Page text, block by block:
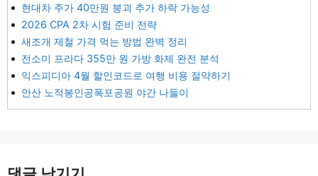
현대차 주가 40만원 붕괴 추가 하락 가능성
2026 CPA 2차 시험 준비 전략
새조개 제철 가격 먹는 방법 완벽 정리
전소미 프라다 355만 원 가방 화제 완전 분석
익스피디아 4월 할인코드로 여행 비용 절약하기
안산 노적봉인공폭포공원 야간 나들이